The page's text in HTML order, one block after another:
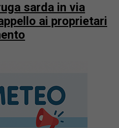
sarda in via
ai proprietari